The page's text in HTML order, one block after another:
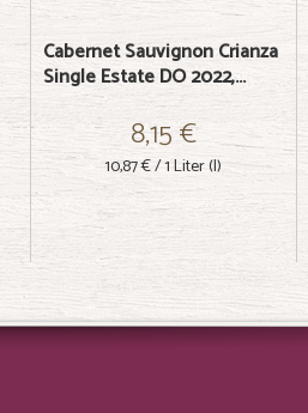
Cabernet Sauvignon Crianza
Single Estate DO 2022,...
8,15 €
10,87 €/ 1 Liter (l)